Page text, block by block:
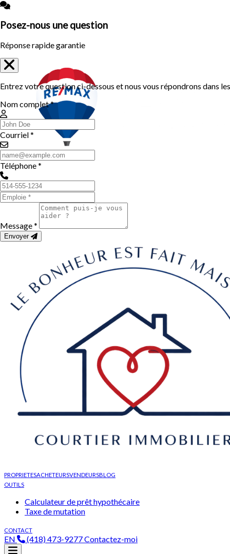
PROPRIETESACHETEURSVENDEURSBLOG
OUTILS
Calculateur de prêt hypothécaire
Taxe de mutation
CONTACT
EN (418) 473-9277Contactez-moi
Posez-nous une question
Réponse rapide garantie
Entrez votre question ci-dessous et nous vous répondrons dans
Nom complet *
Courriel *
Téléphone *
Message *
Envoyer